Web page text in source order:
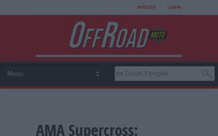
REGISTO LOGIN
AMA Supercross: